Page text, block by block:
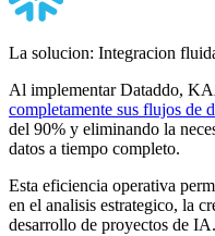
La solucion: Integracion
Al implementar Dataddo,
completamente sus flujos de
del 90% y eliminando la
datos a tiempo completo.
Esta eficiencia operativa
en el analisis estrategico, la
desarrollo de proyectos de IA.